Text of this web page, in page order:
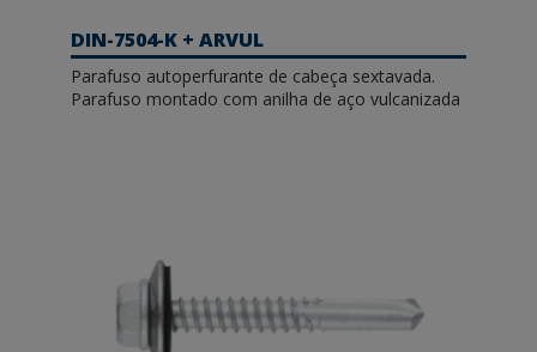
DIN-7504-K + ARVUL
Parafuso autoperfurante de cabeça sextavada.
Parafuso montado com anilha de aço vulcanizada